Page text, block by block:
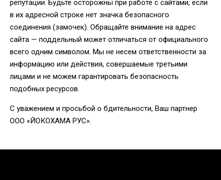
репутации. Будьте осторожны при работе с сайтами, если
в их адресной строке нет значка безопасного
соединения (замочек). Обращайте внимание на адрес
сайта — поддельный может отличаться от официального
всего одним символом. Мы не несем ответственности за
информацию или действия, совершаемые третьими
лицами и не можем гарантировать безопасность
подобных ресурсов.
С уважением и просьбой о бдительности, Ваш партнер
ООО «ЙОКОХАМА РУС».